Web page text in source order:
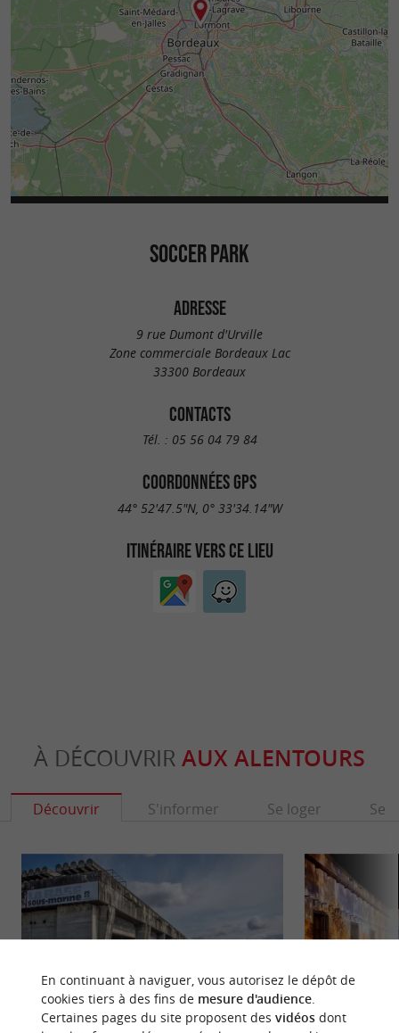
SOCCER PARK
ADRESSE
9 rue Dumont d'Urville
Zone commerciale Bordeaux Lac
33300 Bordeaux
CONTACTS
Tél. : 05 56 04 79 84
COORDONNÉES GPS
44° 52'47.5"N, 0° 33'34.14"W
ITINÉRAIRE VERS CE LIEU
À DÉCOUVRIR AUX ALENTOURS
Découvrir S'informer Se loger Se
En continuant à naviguer, vous autorisez le dépôt de
cookies tiers à des fins de mesure d'audience.
Certaines pages du site proposent des vidéosdont